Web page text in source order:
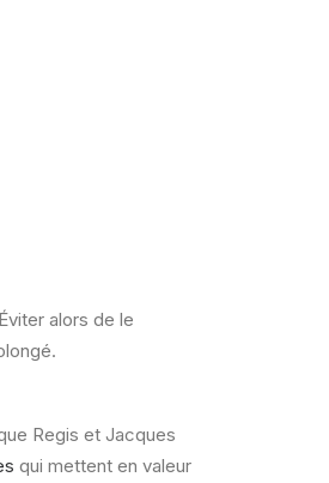
Éviter alors de le
Regis et Jacques
qui mettent en valeur